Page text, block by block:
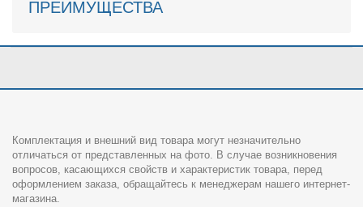
ПРЕИМУЩЕСТВА
Комплектация и внешний вид товара могут незначительно
отличаться от представленных на фото. В случае возникновения
вопросов, касающихся свойств и характеристик товара, перед
оформлением заказа, обращайтесь к менеджерам нашего интернет-
магазина.